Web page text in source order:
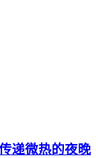
递微热的夜晚